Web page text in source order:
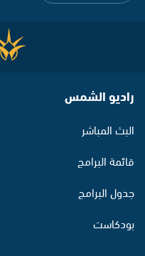
راديو الشمس
البث المباشر
قائمة البرامج
جدول البرامج
بودكاست